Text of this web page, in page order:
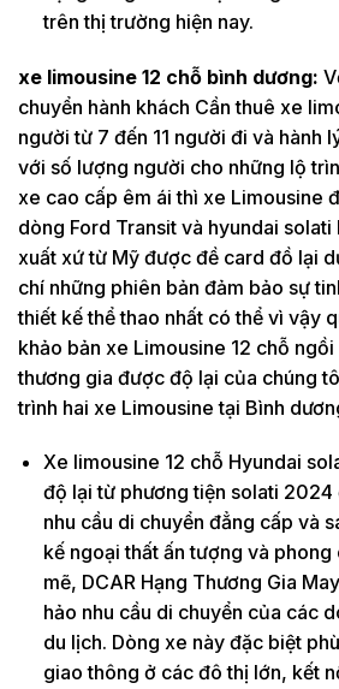
trên thị trường hiện nay.
xe limousine 12 chỗ bình dương:
chuyển hành khách Cần thuê xe
người từ 7 đến 11 người đi và hành
với số lượng người cho những lộ
xe cao cấp êm ái thì xe Limousine
dòng Ford Transit và hyundai
xuất xứ từ Mỹ được đề card đồ lại
chí những phiên bản đảm bảo sự
thiết kế thể thao nhất có thể vì vậy
khảo bản xe Limousine 12 chỗ
thương gia được độ lại của chúng
trình hai xe Limousine tại Bình
Xe limousine 12 chỗ Hyundai
độ lại từ phương tiện solati 2024
nhu cầu di chuyển đẳng cấp và
kế ngoại thất ấn tượng và phong
mẽ, DCAR Hạng Thương Gia
hảo nhu cầu di chuyển của các
du lịch. Dòng xe này đặc biệt
giao thông ở các đô thị lớn, kết